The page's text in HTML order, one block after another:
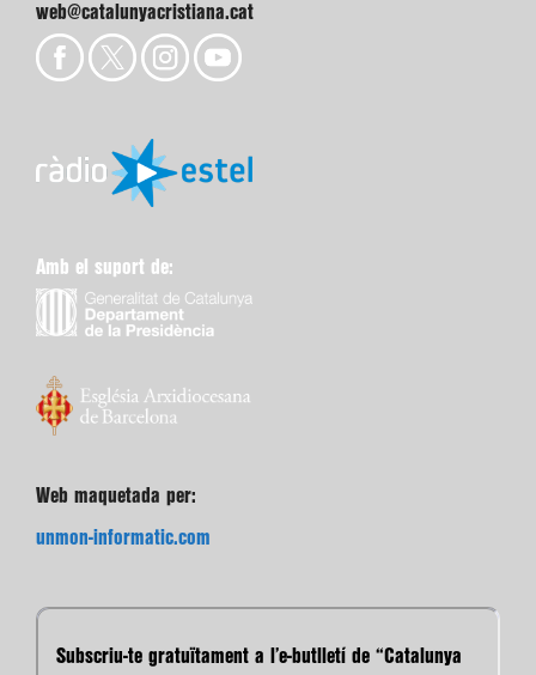
web@catalunyacristiana.cat
Amb el suport de:
Web maquetada per:
unmon-informatic.com
Subscriu-te gratuïtament a l’e-butlletí de “Catalunya